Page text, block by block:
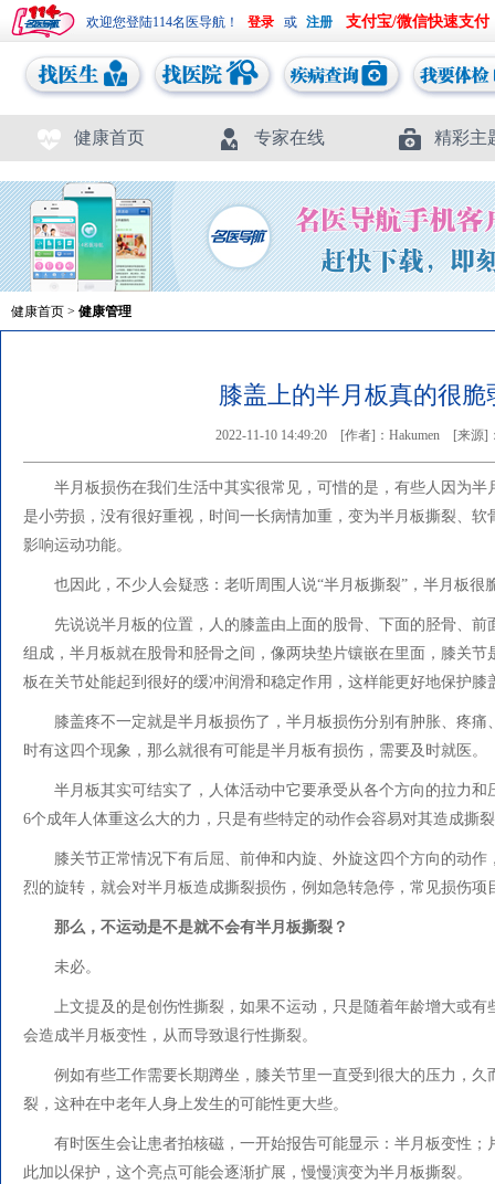
欢迎您登陆114名医导航！ 或 支付宝/微信快速支付
健康首页 专家在线 精彩主
健康首页 > 健康管理
膝盖上的半月板真的很脆
2022-11-10 14:49:20 [作者]：Hakumen [来源]
半月板损伤在我们生活中其实很常见，可惜的是，有些人因为
是小劳损，没有很好重视，时间一长病情加重，变为半月板撕裂、
影响运动功能。
也因此，不少人会疑惑：老听周围人说“半月板撕裂”，半月板很
先说说半月板的位置，人的膝盖由上面的股骨、下面的胫骨、
组成，半月板就在股骨和胫骨之间，像两块垫片镶嵌在里面，膝关
板在关节处能起到很好的缓冲润滑和稳定作用，这样能更好地保护膝
膝盖疼不一定就是半月板损伤了，半月板损伤分别有肿胀、疼
时有这四个现象，那么就很有可能是半月板有损伤，需要及时就医。
半月板其实可结实了，人体活动中它要承受从各个方向的拉力
6个成年人体重这么大的力，只是有些特定的动作会容易对其造成撕
膝关节正常情况下有后屈、前伸和内旋、外旋这四个方向的动
烈的旋转，就会对半月板造成撕裂损伤，例如急转急停，常见损伤项
那么，不运动是不是就不会有半月板撕裂？
未必。
上文提及的是创伤性撕裂，如果不运动，只是随着年龄增大或
会造成半月板变性，从而导致退行性撕裂。
例如有些工作需要长期蹲坐，膝关节里一直受到很大的压力，久
裂，这种在中老年人身上发生的可能性更大些。
有时医生会让患者拍核磁，一开始报告可能显示：半月板变性
此加以保护，这个亮点可能会逐渐扩展，慢慢演变为半月板撕裂。